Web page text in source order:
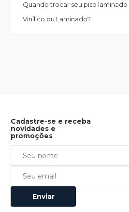
Quando trocar seu piso laminado
Vinílico ou Laminado?
Cadastre-se e receba
novidades e
promoções
Enviar